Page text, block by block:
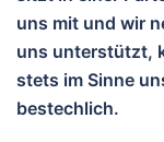
uns mit und wir
uns unterstützt,
stets im Sinne
bestechlich.